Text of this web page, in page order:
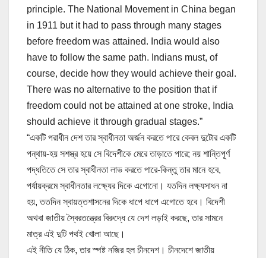
principle. The National Movement in China began
in 1911 but it had to pass through many stages
before freedom was attained. India would also
have to follow the same path. Indians must, of
course, decide how they would achieve their goal.
There was no alternative to the position that if
freedom could not be attained at one stroke, India
should achieve it through gradual stages.”
“একটি পরাধীন দেশ তার স্বাধীনতা অর্জন করতে পারে কেবল দুটোর একটি
পন্থায়-হয় সশস্ত্র হয়ে সে বিদেশীকে মেরে তাড়াতে পারে; নয় শান্তিপূর্ণ
পদ্ধতিতে সে তার স্বাধীনতা লাভ করতে পারে-কিন্তু তার মানে হবে,
পর্যায়ক্রমে স্বাধীনতার লক্ষ্যের দিকে এগোনো। যতদিন লক্ষ্যসাধন না
হয়, ততদিন স্বায়ত্তশাসনের দিকে ধাপে ধাপে এগোতে হবে। বিদেশী
অথবা জাতীয় স্বৈরতন্ত্রের বিরুদ্ধে যে দেশ লড়াই করছে, তার সামনে
মাত্র এই দুটি পথই খোলা আছে।
এই নীতি যে ঠিক, তার স্পষ্ট নজির হল চীনদেশ। চীনদেশে জাতীয়